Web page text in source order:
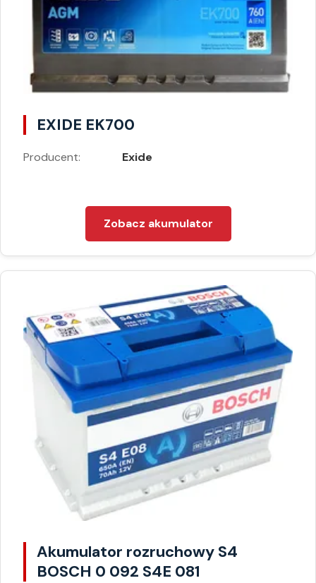
EXIDE EK700
Producent: Exide
Zobacz akumulator
Akumulator rozruchowy S4
BOSCH 0 092 S4E 081